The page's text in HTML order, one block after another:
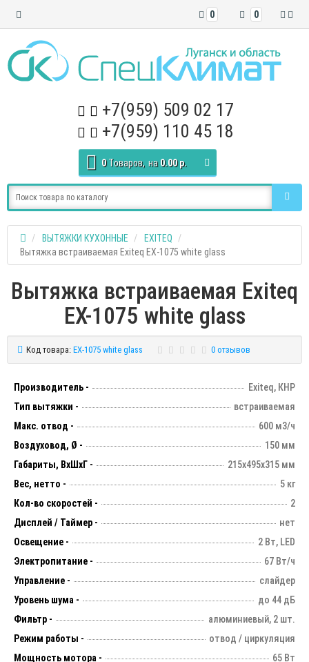
0
0
+7(959) 509 02 17
+7(959) 110 45 18
0 Tоваров, на 0.00 р.
ВЫТЯЖКИ КУХОННЫЕ
EXITEQ
Вытяжка встраиваемая Exiteq EX-1075 white glass
Вытяжка встраиваемая Exiteq
EX-1075 white glass
Код товара: EX-1075 white glass 0 отзывов
Производитель -
Exiteq, КНР
Тип вытяжки -
встраиваемая
Макс. отвод -
600 м3/ч
Воздуховод, Ø -
150 мм
Габариты, ВхШхГ -
215х495х315 мм
Вес, нетто -
5 кг
Кол-во скоростей -
2
Дисплей / Таймер -
нет
Освещение -
2 Вт, LED
Электропитание -
67 Вт/ч
Управление -
слайдер
Уровень шума -
до 44 дБ
Фильтр -
алюминиевый, 2 шт.
Режим работы -
отвод / циркуляция
Мощность мотора -
65 Вт